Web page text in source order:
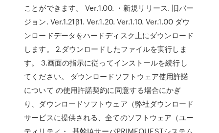
ことができます。 Ver.1.00. ・新規リリース. 旧バー
ジョン. Ver.1.21β1. Ver.1.20. Ver.1.10. Ver.1.00 ダウ
ンロードデータをハードディスク上にダウンロード
します。 2.ダウンロードしたファイルを実行しま
す。 3.画面の指示に従ってインストールを続行し
てください。 ダウンロードソフトウェア使用許諾
について の使用許諾契約に同意する場合にかぎ
り、ダウンロードソフトウェア（弊社ダウンロード
サービスに提供される、全てのソフトウェア（ユー
ティリティ・ 基幹IAサーバPRIMEQUESTシステム